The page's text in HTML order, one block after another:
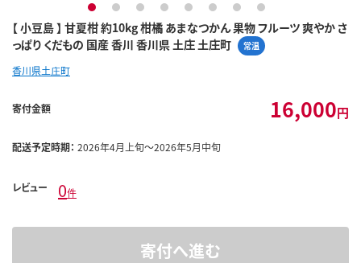
【 小豆島 】 甘夏柑 約10kg 柑橘 あまなつかん 果物 フルーツ 爽やか さ
っぱり くだもの 国産 香川 香川県 土庄 土庄町
常温
1 2 3 4 5 6 7 8
香川県土庄町
寄付金額 16,000円
配送予定時期： 2026年4月上旬～2026年5月中旬
レビュー 0件
寄付へ進む